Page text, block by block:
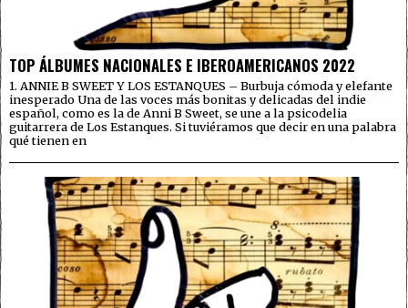
TOP ÁLBUMES NACIONALES E IBEROAMERICANOS 2022
1. ANNIE B SWEET Y LOS ESTANQUES – Burbuja cómoda y elefante
inesperado Una de las voces más bonitas y delicadas del indie
español, como es la de Anni B Sweet, se une a la psicodelia
guitarrera de Los Estanques. Si tuviéramos que decir en una palabra
qué tienen en